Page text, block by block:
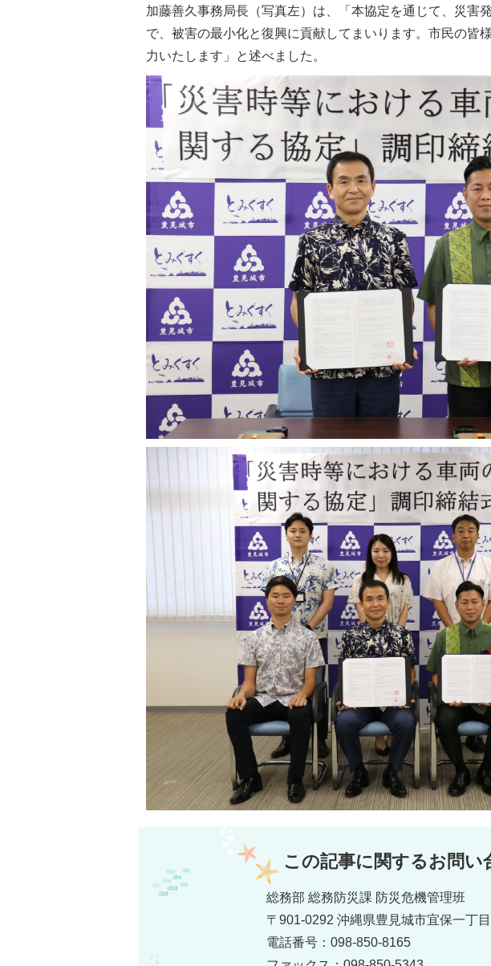
加藤善久事務局長（写真左）は、「本協定を通じて、災害
で、被害の最小化と復興に貢献してまいります。市民の皆
力いたします」と述べました。
この記事に関するお問い
総務部 総務防災課 防災危機管理班
〒901-0292 沖縄県豊見城市宜保一丁
電話番号：098-850-8165